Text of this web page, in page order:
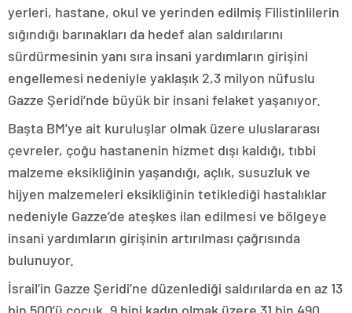
yerleri, hastane, okul ve yerinden edilmiş Filistinlilerin
sığındığı barınakları da hedef alan saldırılarını
sürdürmesinin yanı sıra insani yardımların girişini
engellemesi nedeniyle yaklaşık 2,3 milyon nüfuslu
Gazze Şeridi’nde büyük bir insani felaket yaşanıyor.
Başta BM’ye ait kuruluşlar olmak üzere uluslararası
çevreler, çoğu hastanenin hizmet dışı kaldığı, tıbbi
malzeme eksikliğinin yaşandığı, açlık, susuzluk ve
hijyen malzemeleri eksikliğinin tetiklediği hastalıklar
nedeniyle Gazze’de ateşkes ilan edilmesi ve bölgeye
insani yardımların girişinin artırılması çağrısında
bulunuyor.
İsrail’in Gazze Şeridi’ne düzenlediği saldırılarda en az 13